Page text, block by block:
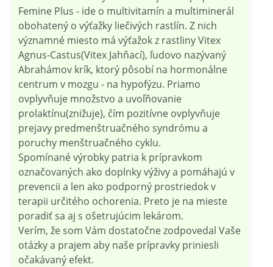
Femine Plus - ide o multivitamín a multiminerál
obohatený o výťažky liečivých rastlín. Z nich
významné miesto má výťažok z rastliny Vitex
Agnus-Castus(Vitex Jahňací), ľudovo nazývaný
Abrahámov krík, ktorý pôsobí na hormonálne
centrum v mozgu - na hypofýzu. Priamo
ovplyvňuje množstvo a uvoľňovanie
prolaktínu(znižuje), čím pozitívne ovplyvňuje
prejavy predmenštruačného syndrómu a
poruchy menštruačného cyklu.
Spomínané výrobky patria k prípravkom
označovaných ako doplnky výživy a pomáhajú v
prevencii a len ako podporný prostriedok v
terapii určitého ochorenia. Preto je na mieste
poradiť sa aj s ošetrujúcim lekárom.
Verím, že som Vám dostatočne zodpovedal Vaše
otázky a prajem aby naše prípravky priniesli
očakávaný efekt.